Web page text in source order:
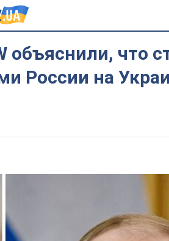
объяснили, что
России на